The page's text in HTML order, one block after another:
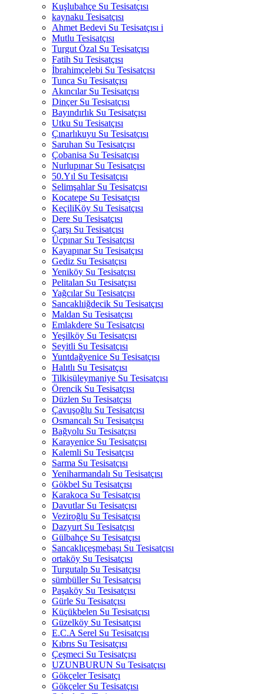
Kuşlubahçe Su Tesisatçısı
kaynaku Tesisatçısı
Ahmet Bedevi Su Tesisatçısı i
Mutlu Tesisatçısı
Turgut Özal Su Tesisatçısı
Fatih Su Tesisatçısı
İbrahimçelebi Su Tesisatçısı
Tunca Su Tesisatçısı
Akıncılar Su Tesisatçısı
Dinçer Su Tesisatçısı
Bayındırlık Su Tesisatçısı
Utku Su Tesisatçısı
Çınarlıkuyu Su Tesisatçısı
Saruhan Su Tesisatçısı
Çobanisa Su Tesisatçısı
Nurlupınar Su Tesisatçısı
50.Yıl Su Tesisatçısı
Selimşahlar Su Tesisatçısı
Kocatepe Su Tesisatçısı
KeçiliKöy Su Tesisatçısı
Dere Su Tesisatçısı
Çarşı Su Tesisatçısı
Üçpınar Su Tesisatçısı
Kayapınar Su Tesisatçısı
Gediz Su Tesisatçısı
Yeniköy Su Tesisatçısı
Pelitalan Su Tesisatçısı
Yağcılar Su Tesisatçısı
Sancaklıiğdecik Su Tesisatçısı
Maldan Su Tesisatçısı
Emlakdere Su Tesisatçısı
Yeşilköy Su Tesisatçısı
Seyitli Su Tesisatçısı
Yuntdağyenice Su Tesisatçısı
Halıtlı Su Tesisatçısı
Tilkisüleymaniye Su Tesisatçısı
Örencik Su Tesisatçısı
Düzlen Su Tesisatçısı
Çavuşoğlu Su Tesisatçısı
Osmancalı Su Tesisatçısı
Bağyolu Su Tesisatçısı
Karayenice Su Tesisatçısı
Kalemli Su Tesisatçısı
Sarma Su Tesisatçısı
Yeniharmandalı Su Tesisatçısı
Gökbel Su Tesisatçısı
Karakoca Su Tesisatçısı
Davutlar Su Tesisatçısı
Veziroğlu Su Tesisatçısı
Dazyurt Su Tesisatçısı
Gülbahçe Su Tesisatçısı
Sancaklıçeşmebaşı Su Tesisatçısı
ortaköy Su Tesisatçısı
Turgutalp Su Tesisatçısı
sümbüller Su Tesisatçısı
Paşaköy Su Tesisatçısı
Gürle Su Tesisatçısı
Küçükbelen Su Tesisatçısı
Güzelköy Su Tesisatçısı
E.C.A Serel Su Tesisatçısı
Kıbrıs Su Tesisatçısı
Çeşmeci Su Tesisatçısı
UZUNBURUN Su Tesisatçısı
Gökçeler Tesisatçı
Gökçeler Su Tesisatçısı